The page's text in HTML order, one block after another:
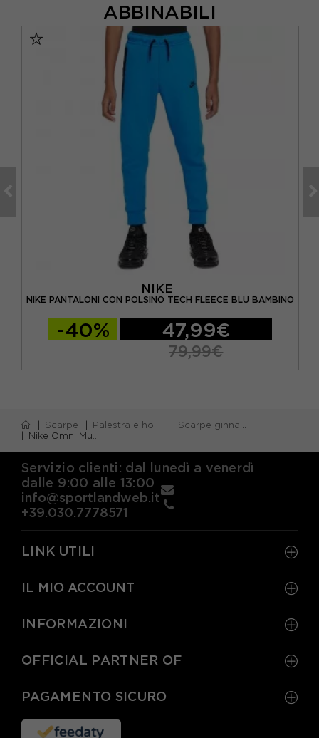
ABBINABILI
NIKE
NIKE PANTALONI CON POLSINO TECH FLEECE BLU BAMBINO
-40% 47,99€
79,99€
Scarpe Palestra e home gym
Scarpe ginnastica bambino
Nike Omni Multi-Court Ps Blu Lilla - Scarpe Ginnastica Bambina
Servizio clienti: dal lunedì a venerdì
dalle 9:00 alle 13:00
info@sportlandweb.it
+39.030.7778571
LINK UTILI
IL MIO ACCOUNT
INFORMAZIONI
OFFICIAL PARTNER OF
PAGAMENTO SICURO